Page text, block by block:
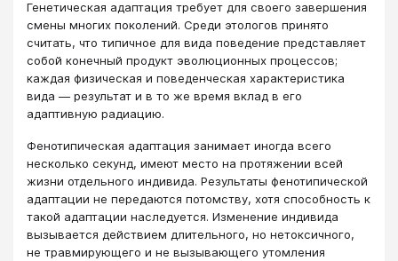
Генетическая адаптация требует для своего завершения
смены многих поколений. Среди этологов принято
считать, что типичное для вида поведение представляет
собой конечный продукт эволюционных процессов;
каждая физическая и поведенческая характеристика
вида — результат и в то же время вклад в его
адаптивную радиацию.
Фенотипическая адаптация занимает иногда всего
несколько секунд, имеют место на протяжении всей
жизни отдельного индивида. Результаты фенотипической
адаптации не передаются потомству, хотя способность к
такой адаптации наследуется. Изменение индивида
вызывается действием длительного, но нетоксичного,
не травмирующего и не вызывающего утомления